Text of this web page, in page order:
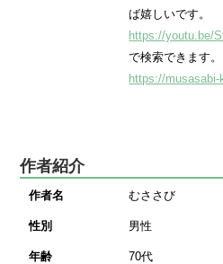
ば嬉しいです。
https://youtu.be/
で検索できます。
https://
作者紹介
作者名 むささび
性別 男性
年齢 70代